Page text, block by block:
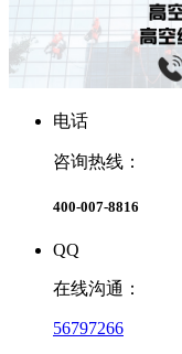
电话
咨询热线：
400-007-8816
QQ
在线沟通：
56797266